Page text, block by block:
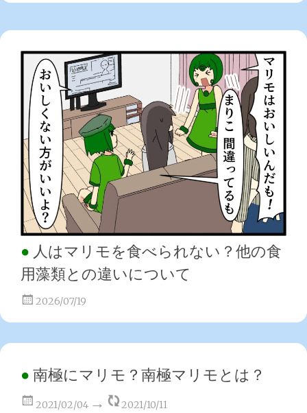
人はマリモを食べられない？他の食
用藻類との違いについて
2026/07/19
南極にマリモ？南極マリモとは？
2021/02/04 2021/10/11